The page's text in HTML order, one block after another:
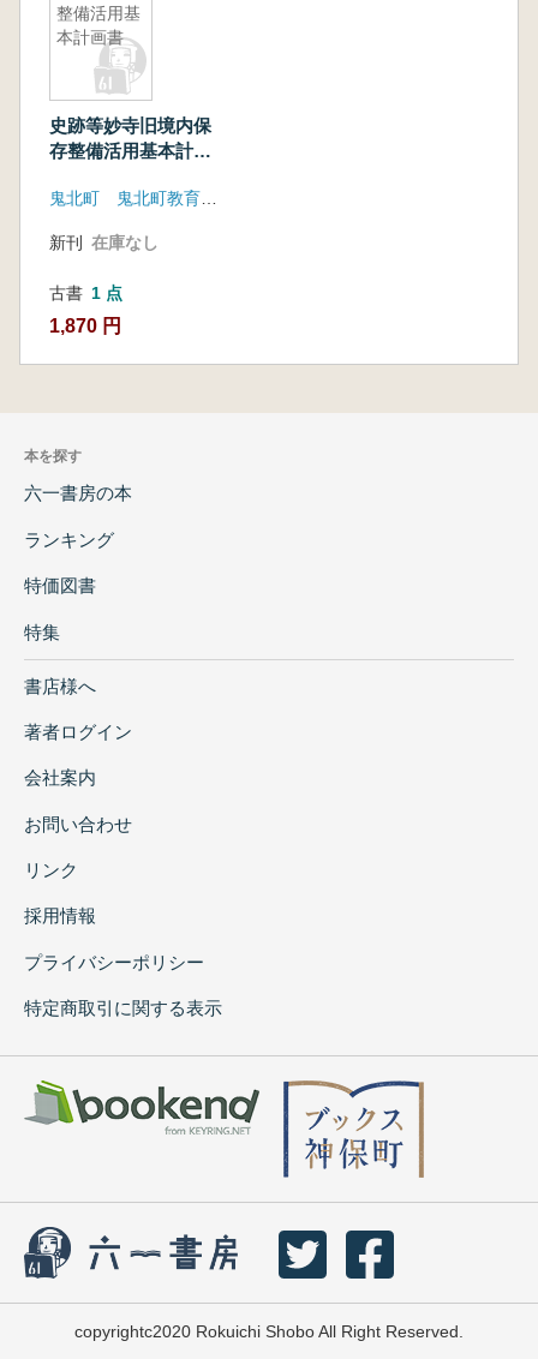
整備活用基
本計画書
史跡等妙寺旧境内保
存整備活用基本計画
新刊 在庫なし
古書 1 点
1,870 円
本を探す
六一書房の本
ランキング
特価図書
特集
書店様へ
著者ログイン
会社案内
お問い合わせ
リンク
採用情報
プライバシーポリシー
特定商取引に関する表示
copyrightc2020 Rokuichi Shobo All Right Reserved.